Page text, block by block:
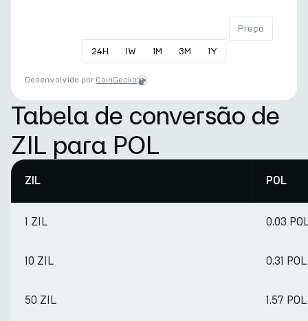
24H 1W 1M 3M 1Y
Preço
Desenvolvido por CoinGecko
Tabela de conversão de
ZIL para POL
ZIL POL
1 ZIL 0.03
10 ZIL 0.31 POL
50 ZIL 1.57 POL